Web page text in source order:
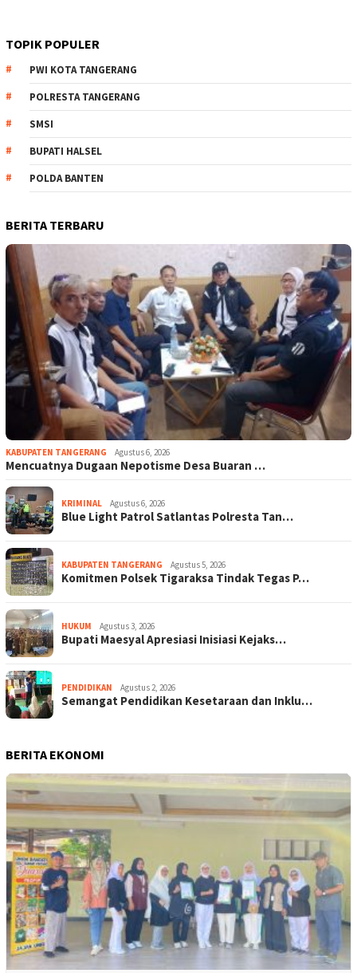
TOPIK POPULER
PWI KOTA TANGERANG
POLRESTA TANGERANG
SMSI
BUPATI HALSEL
POLDA BANTEN
BERITA TERBARU
KABUPATEN TANGERANG Agustus 6, 2026
Mencuatnya Dugaan Nepotisme Desa Buaran …
KRIMINAL Agustus 6, 2026
Blue Light Patrol Satlantas Polresta Tan…
KABUPATEN TANGERANG Agustus 5, 2026
Komitmen Polsek Tigaraksa Tindak Tegas P…
HUKUM Agustus 3, 2026
Bupati Maesyal Apresiasi Inisiasi Kejaks…
PENDIDIKAN Agustus 2, 2026
Semangat Pendidikan Kesetaraan dan Inklu…
BERITA EKONOMI